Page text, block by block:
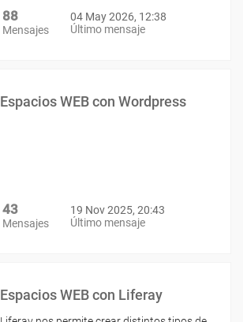
88
Mensajes
04 May 2026, 12:38
Último mensaje
Espacios WEB con Wordpress
43
Mensajes
19 Nov 2025, 20:43
Último mensaje
Espacios WEB con Liferay